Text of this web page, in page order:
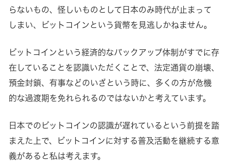
らないもの、怪しいものとして日本のみ時代が止まって
しまい、ビットコインという貨幣を見逃しかねません。
ビットコインという経済的なバックアップ体制がすでに存
在していることを認識いただくことで、法定通貨の崩壊、
預金封鎖、有事などのいざという時に、多くの方が危機
的な過渡期を免れられるのではないかと考えています。
日本でのビットコインの認識が遅れているという前提を踏
まえた上で、ビットコインに対する普及活動を継続する意
義があると私は考えます。